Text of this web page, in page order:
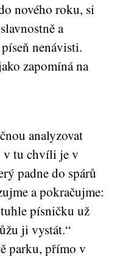
nového roku, si
a
nenávisti.
zapomíná na
analyzovat
v tu chvíli je v
padne do spárů
a pokračujme:
písničku už
ji vystát.“
parku, přímo v